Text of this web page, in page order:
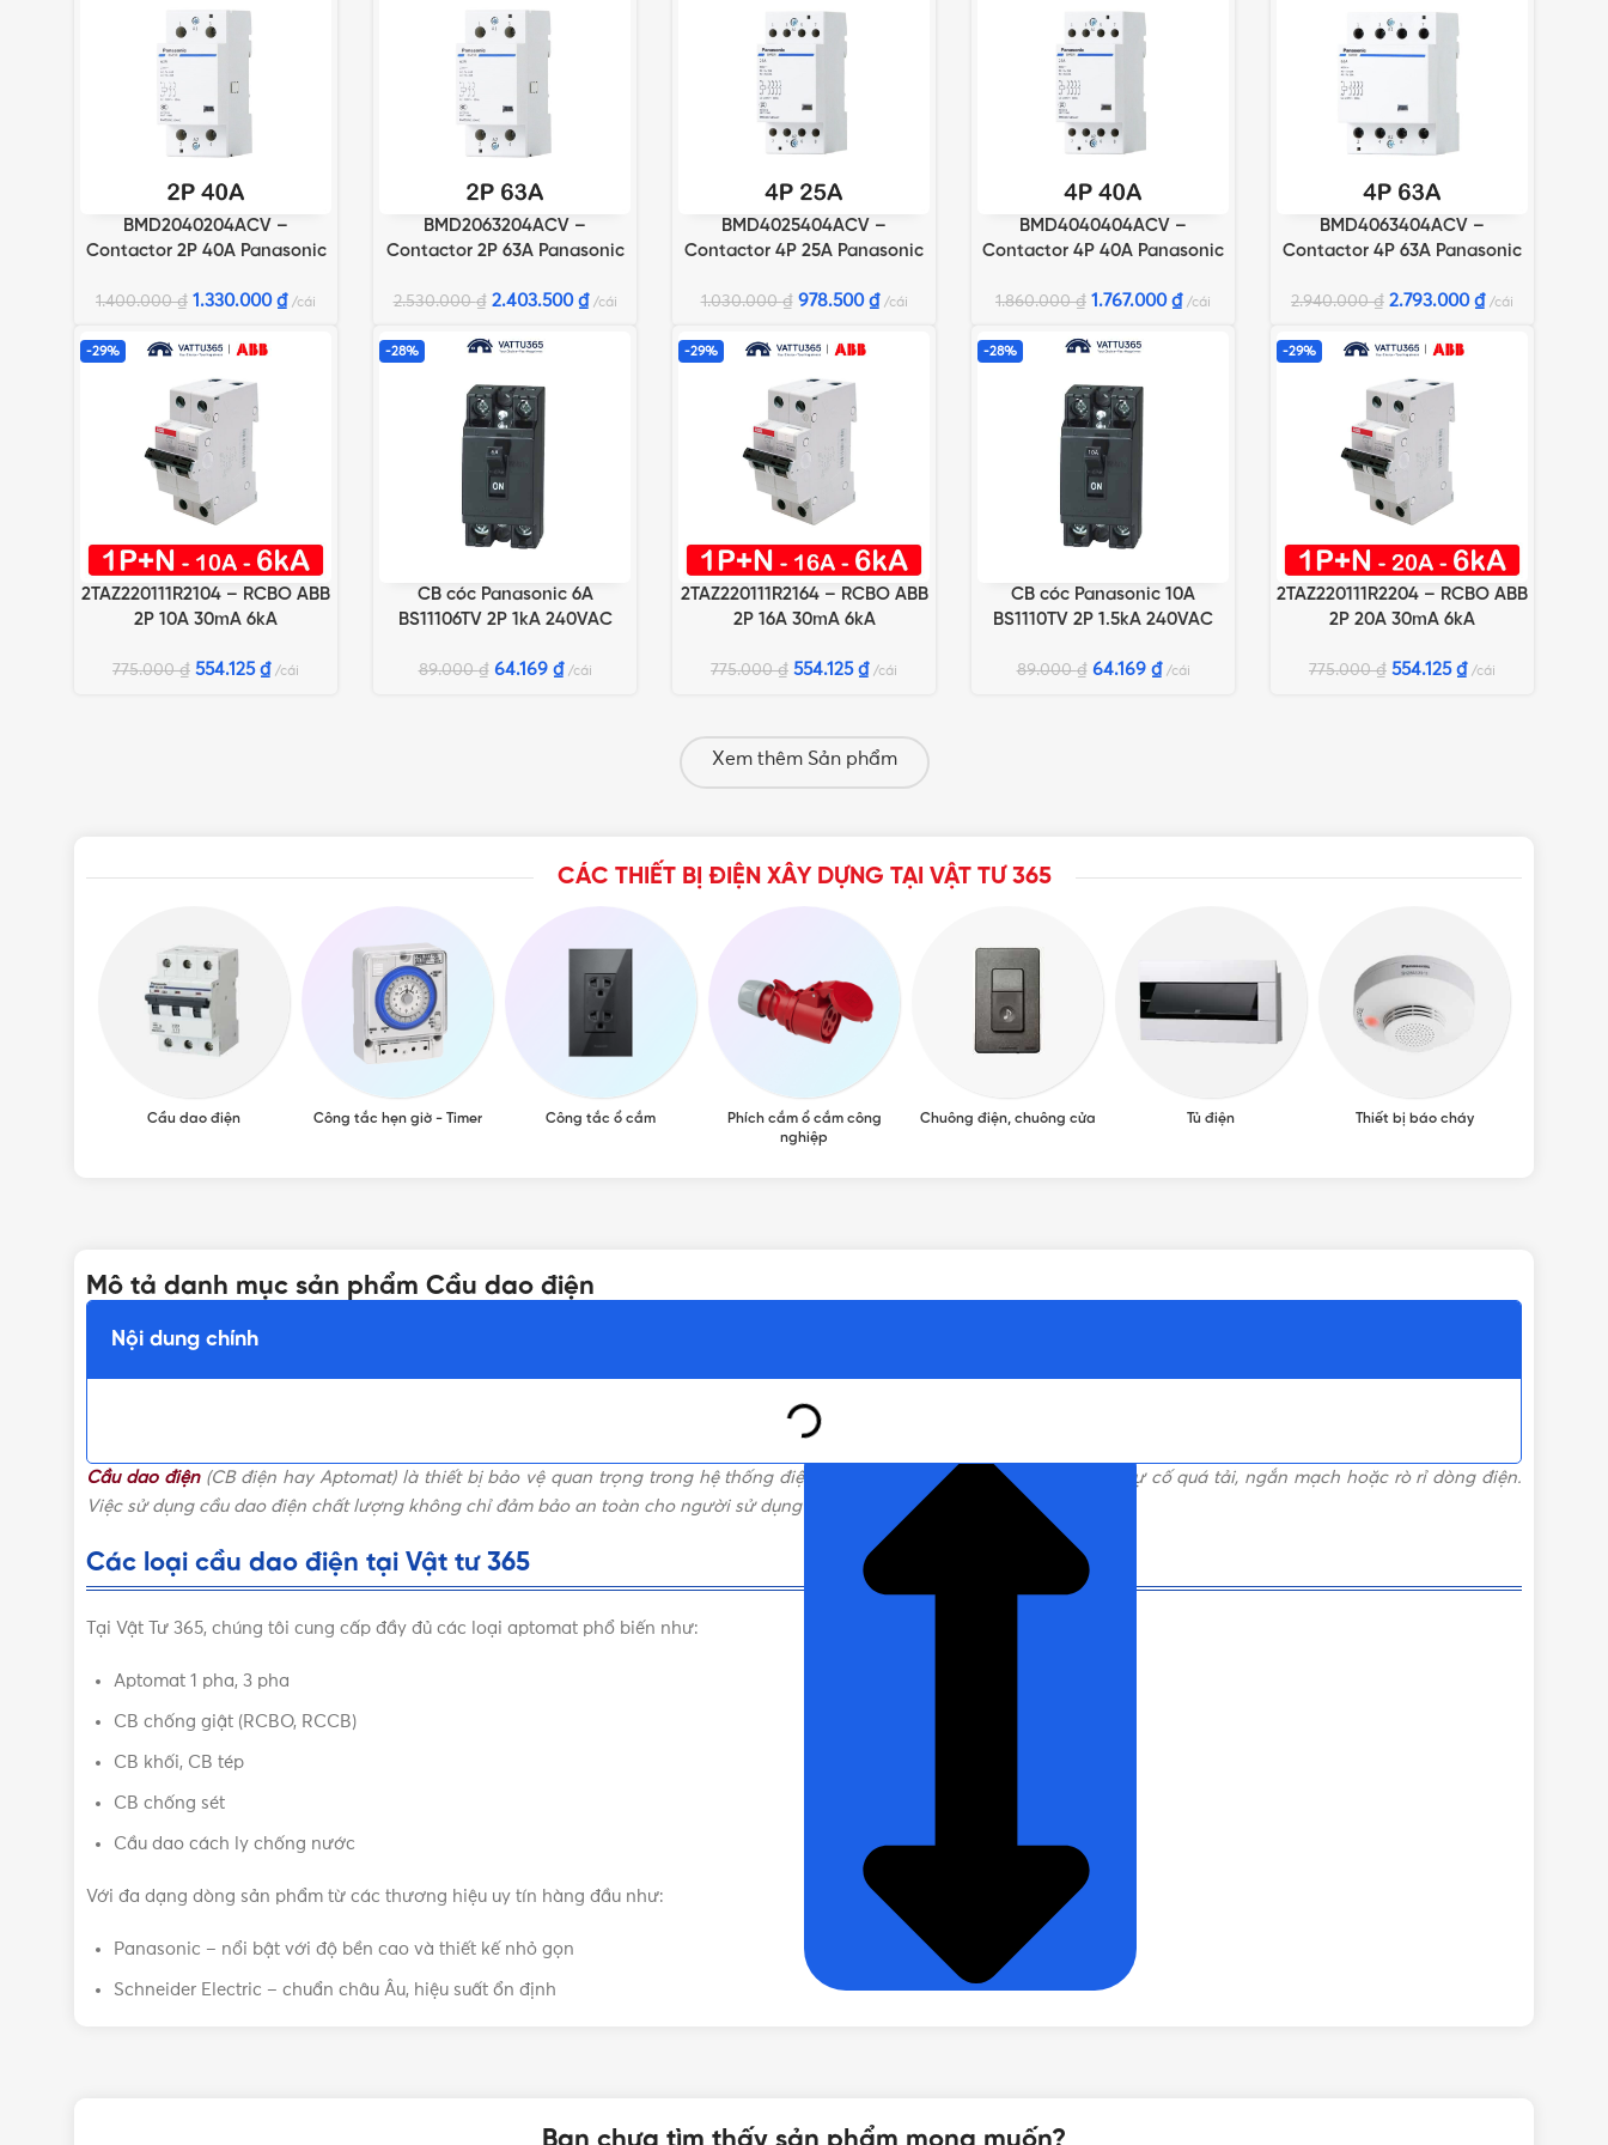
THÊM VÀO GIỎ HÀNG
BMD2040204ACV –
Contactor 2P 40A Panasonic
1.400.000₫ 1.330.000 ₫ cái
THÊM VÀO GIỎ HÀNG
BMD2063204ACV –
Contactor 2P 63A Panasonic
2.530.000₫ 2.403.500 ₫ cái
THÊM VÀO GIỎ HÀNG
BMD4025404ACV –
Contactor 4P 25A Panasonic
1.030.000₫ 978.500 ₫ cái
THÊM VÀO GIỎ HÀNG
BMD4040404ACV –
Contactor 4P 40A Panasonic
1.860.000₫ 1.767.000 ₫ cái
THÊM VÀO GIỎ HÀNG
BMD4063404ACV –
Contactor 4P 63A Panasonic
2.940.000₫ 2.793.000 ₫ cái
-29%
THÊM VÀO GIỎ HÀNG
2TAZ220111R2104 – RCBO ABB
2P 10A 30mA 6kA
775.000₫ 554.125 ₫ cái
-28%
THÊM VÀO GIỎ HÀNG
CB cóc Panasonic 6A
BS11106TV 2P 1kA 240VAC
89.000₫ 64.169 ₫ cái
-29%
THÊM VÀO GIỎ HÀNG
2TAZ220111R2164 – RCBO ABB
2P 16A 30mA 6kA
775.000₫ 554.125 ₫ cái
-28%
THÊM VÀO GIỎ HÀNG
CB cóc Panasonic 10A
BS1110TV 2P 1.5kA 240VAC
89.000₫ 64.169 ₫ cái
-29%
THÊM VÀO GIỎ HÀNG
2TAZ220111R2204 – RCBO ABB
2P 20A 30mA 6kA
775.000₫ 554.125 ₫ cái
Xem thêm Sản phẩm
CÁC THIẾT BỊ ĐIỆN XÂY DỰNG TẠI VẬT TƯ 365
Cầu dao điện Công tắc hẹn giờ - Timer Công tắc ổ cắm
Phích cắm ổ cắm công
nghiệp
Chuông điện, chuông cửa Tủ điện Thiết bị báo cháy
Mô tả danh mục sản phẩm Cầu dao điện
Nội dung chính
Cầu dao điện(CB điện hay Aptomat) là thiết bị bảo vệ quan trọng trong hệ thống điện, giúp ngắt mạch tự động khi xảy ra sự cố quá tải, ngắn mạch hoặc rò rỉ dòng điện.
Việc sử dụng cầu dao điện chất lượng không chỉ đảm bảo an toàn cho người sử dụng mà còn bảo vệ thiết bị điện khỏi hư hại.
Các loại cầu dao điện tại Vật tư 365
Tại Vật Tư 365, chúng tôi cung cấp đầy đủ các loại aptomat phổ biến như:
Aptomat 1 pha, 3 pha
CB chống giật (RCBO, RCCB)
CB khối, CB tép
CB chống sét
Cầu dao cách ly chống nước
Với đa dạng dòng sản phẩm từ các thương hiệu uy tín hàng đầu như:
Panasonic – nổi bật với độ bền cao và thiết kế nhỏ gọn
Schneider Electric – chuẩn châu Âu, hiệu suất ổn định
Mua CB điện chính hãng, giá tốt ở đâu?